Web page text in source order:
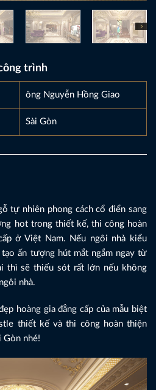
trình
ông Nguyễn Hồng Giao
Sài Gòn
tự nhiên phong cách cổ điển sang
hot trong thiết kế, thi công hoàn
ở Việt Nam. Nếu ngôi nhà kiểu
tạo ấn tượng hút mắt ngắm ngay từ
thì sẽ thiếu sót rất lớn nếu không
nhà.
hoàng gia đẳng cấp của mẫu biệt
thiết kế và thi công hoàn thiện
Gòn nhé!